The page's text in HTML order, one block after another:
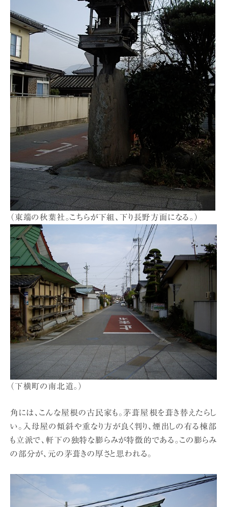
（東端の秋葉社。こちらが下組、下り長野方面になる。）
（下横町の南北道。）
角には、こんな屋根の古民家も。茅葺屋根を葺き替えたらし
い。入母屋の傾斜や重なり方が良く判り、煙出しの有る棟部
も立派で、軒下の独特な膨らみが特徴的である。この膨らみ
の部分が、元の茅葺きの厚さと思われる。